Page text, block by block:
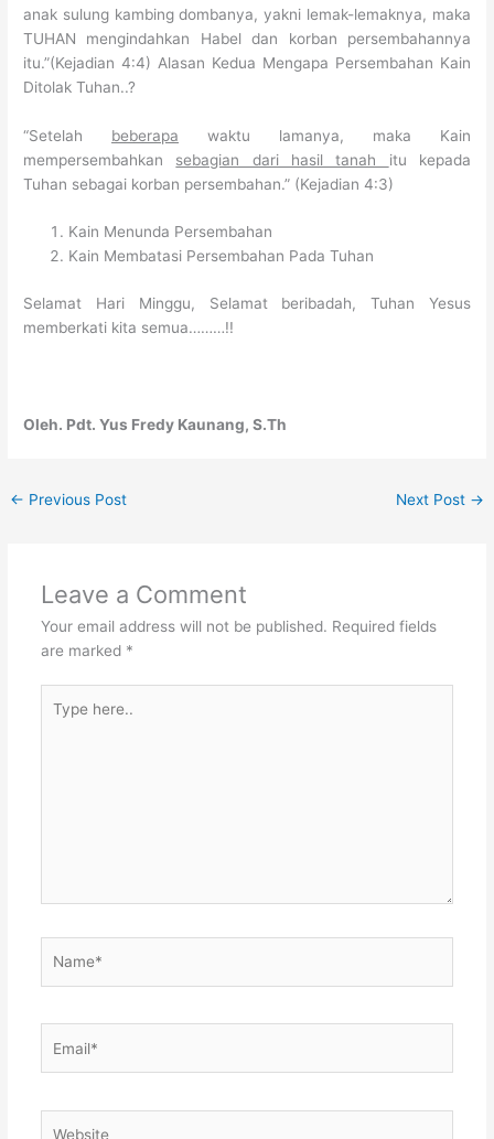
anak sulung kambing dombanya, yakni lemak-lemaknya, maka
TUHAN mengindahkan Habel dan korban persembahannya
itu.”(Kejadian 4:4) Alasan Kedua Mengapa Persembahan Kain
Ditolak Tuhan..?
“Setelah beberapa waktu lamanya, maka Kain
mempersembahkan sebagian dari hasil tanah itu kepada
Tuhan sebagai korban persembahan.” (Kejadian 4:3)
Kain Menunda Persembahan
Kain Membatasi Persembahan Pada Tuhan
Selamat Hari Minggu, Selamat beribadah, Tuhan Yesus
memberkati kita semua………!!
Oleh. Pdt. Yus Fredy Kaunang, S.Th
← Previous Post Next Post →
Leave a Comment
Your email address will not be published. Required fields
are marked *
here..